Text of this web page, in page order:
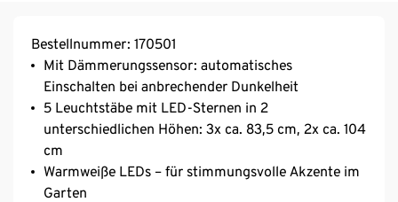
Bestellnummer: 170501
Mit Dämmerungssensor: automatisches
Einschalten bei anbrechender Dunkelheit
5 Leuchtstäbe mit LED-Sternen in 2
unterschiedlichen Höhen: 3x ca. 83,5 cm, 2x ca. 104
cm
Warmweiße LEDs – für stimmungsvolle Akzente im
Garten